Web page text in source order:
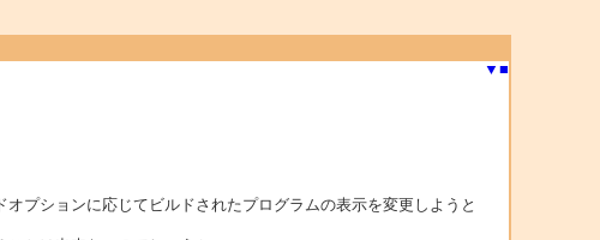
▼ ■
プションに応じてビルドされたプログラムの表示を変更しようと